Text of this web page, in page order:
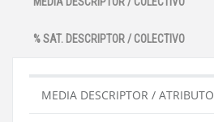
% SAT. DESCRIPTOR / COLECTIVO
MEDIA DESCRIPTOR / ATRIBUTO